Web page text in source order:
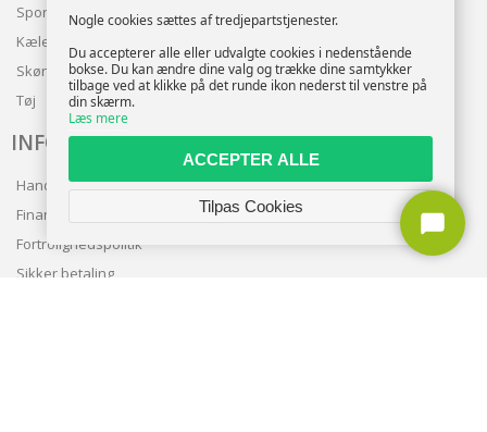
Sport
Kæledyr
Skønhed
Tøj
INFO
Handelsbetingelser
Finansering
Fortrolighedspolitik
Sikker betaling
Nogle cookies sættes af tredjepartstjenester.
Du accepterer alle eller udvalgte cookies i nedenstående
bokse. Du kan ændre dine valg og trække dine samtykker
tilbage ved at klikke på det runde ikon nederst til venstre på
din skærm.
Læs mere
ACCEPTER ALLE
Tilpas Cookies